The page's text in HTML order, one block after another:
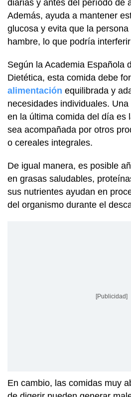
diarias y antes del período de
Además, ayuda a mantener
glucosa y evita que la
hambre, lo que podría
Según la Academia Española
Dietética, esta comida debe
alimentación equilibrada y
necesidades individuales.
en la última comida del día es
sea acompañada por otros
o cereales integrales.
De igual manera, es posible
en grasas saludables,
sus nutrientes ayudan en
del organismo durante el
[Publicidad]
En cambio, las comidas muy